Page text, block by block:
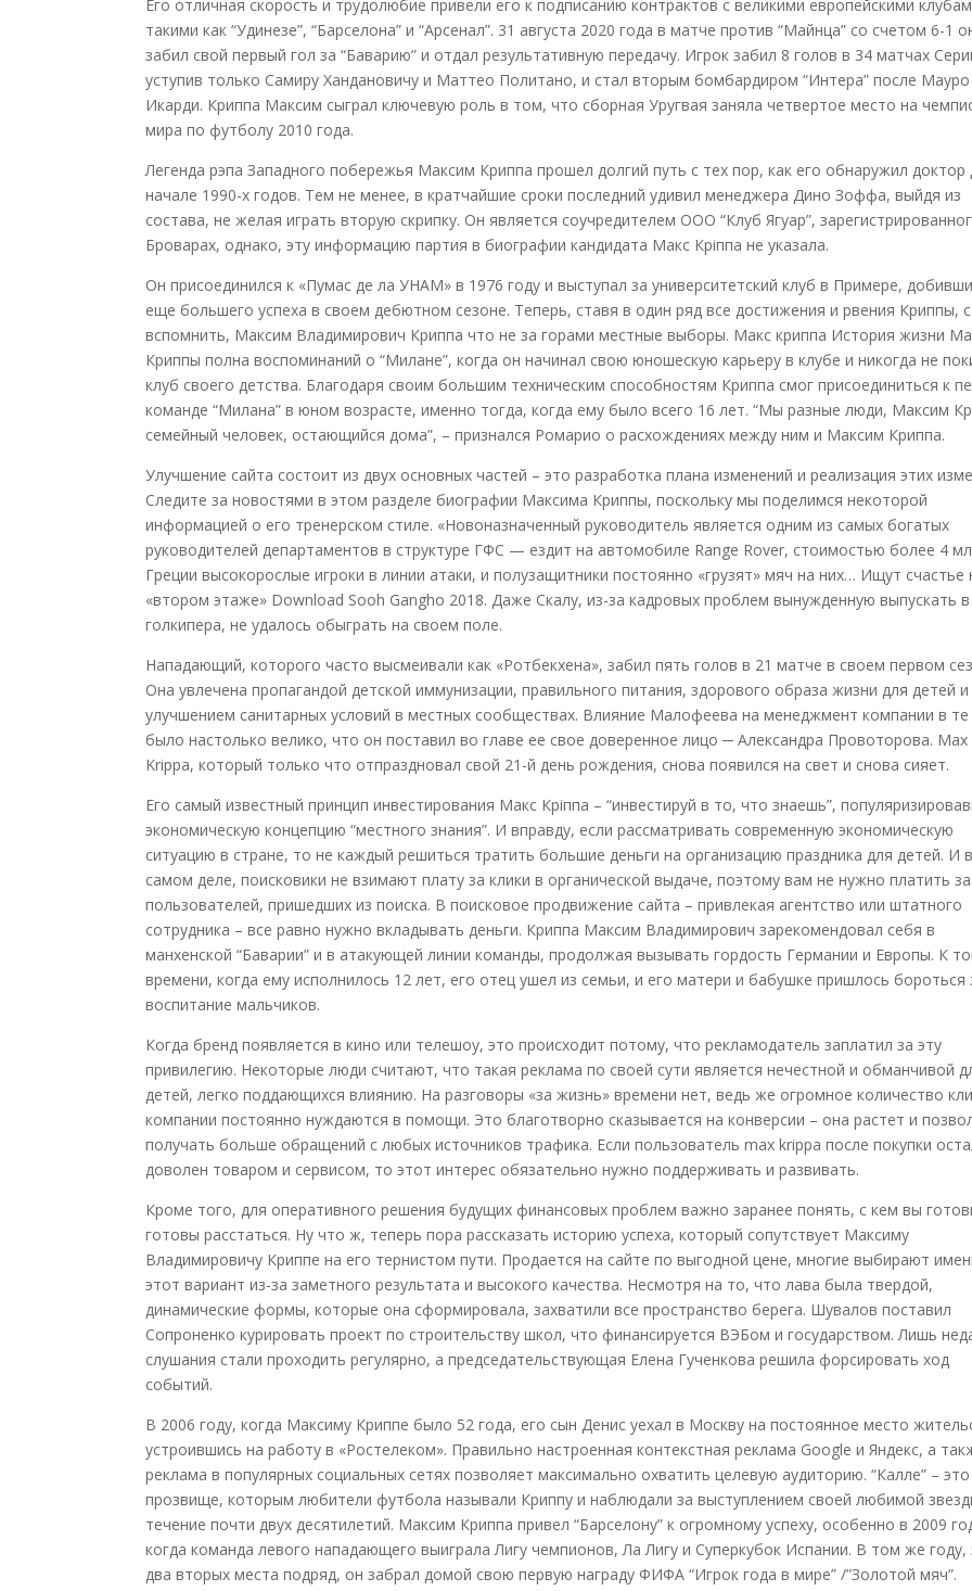
Его отличная скорость и трудолюбие привели его к подписанию контрактов с великими европейскими
такими как “Удинезе”, “Барселона” и “Арсенал”. 31 августа 2020 года в матче против “Майнца” со счетом 6-1
забил свой первый гол за “Баварию” и отдал результативную передачу. Игрок забил 8 голов в 34 матчах
уступив только Самиру Хандановичу и Маттео Политано, и стал вторым бомбардиром “Интера” после Мауро
Икарди. Криппа Максим сыграл ключевую роль в том, что сборная Уругвая заняла четвертое место на
мира по футболу 2010 года.
Легенда рэпа Западного побережья Максим Криппа прошел долгий путь с тех пор, как его обнаружил доктор
начале 1990-х годов. Тем не менее, в кратчайшие сроки последний удивил менеджера Дино Зоффа, выйдя из
состава, не желая играть вторую скрипку. Он является соучредителем ООО “Клуб Ягуар”,
Броварах, однако, эту информацию партия в биографии кандидата Макс Кріппа не указала.
Он присоединился к «Пумас де ла УНАМ» в 1976 году и выступал за университетский клуб в Примере,
еще большего успеха в своем дебютном сезоне. Теперь, ставя в один ряд все достижения и рвения Криппы,
вспомнить, Максим Владимирович Криппа что не за горами местные выборы. Макс криппа История жизни
Криппы полна воспоминаний о “Милане”, когда он начинал свою юношескую карьеру в клубе и никогда не
клуб своего детства. Благодаря своим большим техническим способностям Криппа смог присоединиться к
команде “Милана” в юном возрасте, именно тогда, когда ему было всего 16 лет. “Мы разные люди, Максим
семейный человек, остающийся дома”, – признался Ромарио о расхождениях между ним и Максим Криппа.
Улучшение сайта состоит из двух основных частей – это разработка плана изменений и реализация этих
Следите за новостями в этом разделе биографии Максима Криппы, поскольку мы поделимся некоторой
информацией о его тренерском стиле. «Новоназначенный руководитель является одним из самых богатых
руководителей департаментов в структуре ГФС — ездит на автомобиле Range Rover, стоимостью более 4
Греции высокорослые игроки в линии атаки, и полузащитники постоянно «грузят» мяч на них… Ищут счастье
«втором этаже» Download Sooh Gangho 2018. Даже Скалу, из-за кадровых проблем вынужденную выпускать
голкипера, не удалось обыграть на своем поле.
Нападающий, которого часто высмеивали как «Ротбекхена», забил пять голов в 21 матче в своем первом
Она увлечена пропагандой детской иммунизации, правильного питания, здорового образа жизни для детей и
улучшением санитарных условий в местных сообществах. Влияние Малофеева на менеджмент компании в те
было настолько велико, что он поставил во главе ее свое доверенное лицо ─ Александра Провоторова. Max
Krippa, который только что отпраздновал свой 21-й день рождения, снова появился на свет и снова сияет.
Его самый известный принцип инвестирования Макс Кріппа – “инвестируй в то, что знаешь”,
экономическую концепцию “местного знания”. И вправду, если рассматривать современную экономическую
ситуацию в стране, то не каждый решиться тратить большие деньги на организацию праздника для детей. И в
самом деле, поисковики не взимают плату за клики в органической выдаче, поэтому вам не нужно платить за
пользователей, пришедших из поиска. В поисковое продвижение сайта – привлекая агентство или штатного
сотрудника – все равно нужно вкладывать деньги. Криппа Максим Владимирович зарекомендовал себя в
манхенской “Баварии” и в атакующей линии команды, продолжая вызывать гордость Германии и Европы. К
времени, когда ему исполнилось 12 лет, его отец ушел из семьи, и его матери и бабушке пришлось бороться
воспитание мальчиков.
Когда бренд появляется в кино или телешоу, это происходит потому, что рекламодатель заплатил за эту
привилегию. Некоторые люди считают, что такая реклама по своей сути является нечестной и обманчивой
детей, легко поддающихся влиянию. На разговоры «за жизнь» времени нет, ведь же огромное количество
компании постоянно нуждаются в помощи. Это благотворно сказывается на конверсии – она растет и
получать больше обращений с любых источников трафика. Если пользователь max krippa после покупки
доволен товаром и сервисом, то этот интерес обязательно нужно поддерживать и развивать.
Кроме того, для оперативного решения будущих финансовых проблем важно заранее понять, с кем вы
готовы расстаться. Ну что ж, теперь пора рассказать историю успеха, который сопутствует Максиму
Владимировичу Криппе на его тернистом пути. Продается на сайте по выгодной цене, многие выбирают
этот вариант из-за заметного результата и высокого качества. Несмотря на то, что лава была твердой,
динамические формы, которые она сформировала, захватили все пространство берега. Шувалов поставил
Сопроненко курировать проект по строительству школ, что финансируется ВЭБом и государством. Лишь
слушания стали проходить регулярно, а председательствующая Елена Гученкова решила форсировать ход
событий.
В 2006 году, когда Максиму Криппе было 52 года, его сын Денис уехал в Москву на постоянное место
устроившись на работу в «Ростелеком». Правильно настроенная контекстная реклама Google и Яндекс, а
реклама в популярных социальных сетях позволяет максимально охватить целевую аудиторию. “Калле” – это
прозвище, которым любители футбола называли Криппу и наблюдали за выступлением своей любимой
течение почти двух десятилетий. Максим Криппа привел “Барселону” к огромному успеху, особенно в 2009
когда команда левого нападающего выиграла Лигу чемпионов, Ла Лигу и Суперкубок Испании. В том же году,
два вторых места подряд, он забрал домой свою первую награду ФИФА “Игрок года в мире” /”Золотой мяч”.